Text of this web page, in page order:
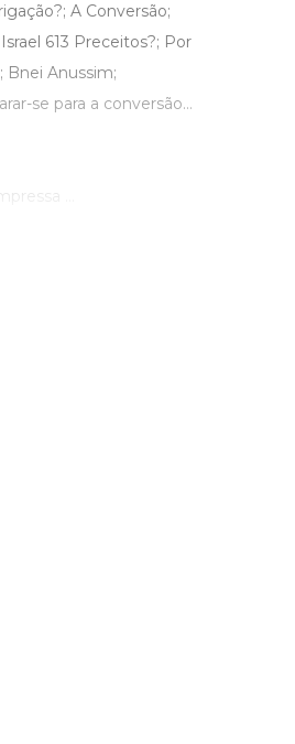
A Conversão;
613 Preceitos?; Por
Anussim;
se para a conversão…
...